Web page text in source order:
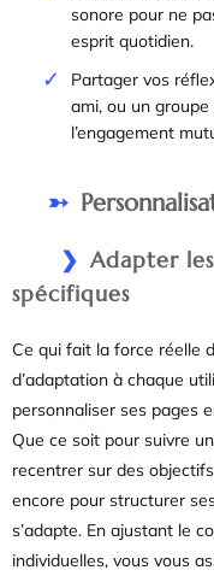
sonore pour ne
esprit quotidien.
Partager vos
ami, ou un
l’engagement
Adapter
spécifiques
Ce qui fait la force réelle
d’adaptation à chaque
personnaliser ses pages
Que ce soit pour suivre
recentrer sur des
encore pour structurer
s’adapte. En ajustant le
individuelles, vous vous